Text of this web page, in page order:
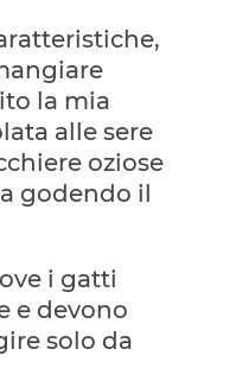
la mia
alle sere
oziose
godendo il
i gatti
e devono
solo da